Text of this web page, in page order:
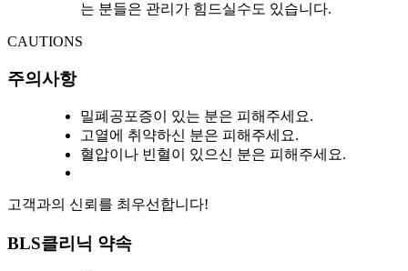
는 분들은 관리가 힘드실수도 있습니다.
CAUTIONS
주의사항
밀폐공포증이 있는 분은 피해주세요.
고열에 취약하신 분은 피해주세요.
혈압이나 빈혈이 있으신 분은 피해주세요.
고객과의 신뢰를 최우선합니다!
BLS클리닉 약속